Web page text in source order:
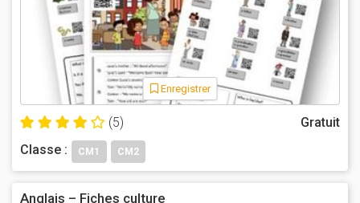
Enregistrer
(5)
Gratuit
Classe :
CM1 CM2
Anglais – Fiches culture